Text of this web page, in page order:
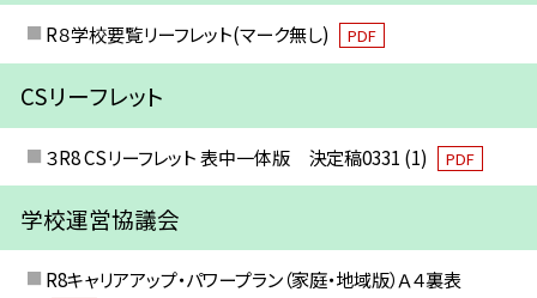
R８学校要覧リーフレット(マーク無し) PDF
CSリーフレット
３R8 CSリーフレット 表中一体版 決定稿0331 (1) PDF
学校運営協議会
R8キャリアアップ・パワープラン（家庭・地域版）Ａ４裏表